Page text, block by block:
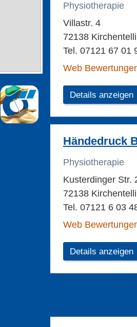
Physiotherapie
Villastr. 4
72138
Tel. 07121 67 01
Web
Details anzeigen
Händedruck
Physiotherapie
Kusterdinger Str.
72138
Tel. 07121 6 03
Web
Details anzeigen